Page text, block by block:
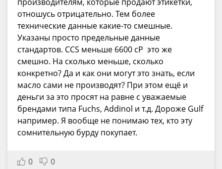
отношусь отрицательно. Тем более
технические данные какие-то смешные.
Указаны просто предельные данные
стандартов. CCS меньше 6600 cP это же
смешно. На сколько меньше, сколько
конкретно? Да и как они могут это знать, если
масло сами не производят? При этом ещё и
деньги за это просят на равне с уважаемые
брендами типа Fuchs, Addinol и т.д. Дороже Gulf
например. Я вообще не понимаю тех, кто эту
сомнительную бурду покупает.
0 0